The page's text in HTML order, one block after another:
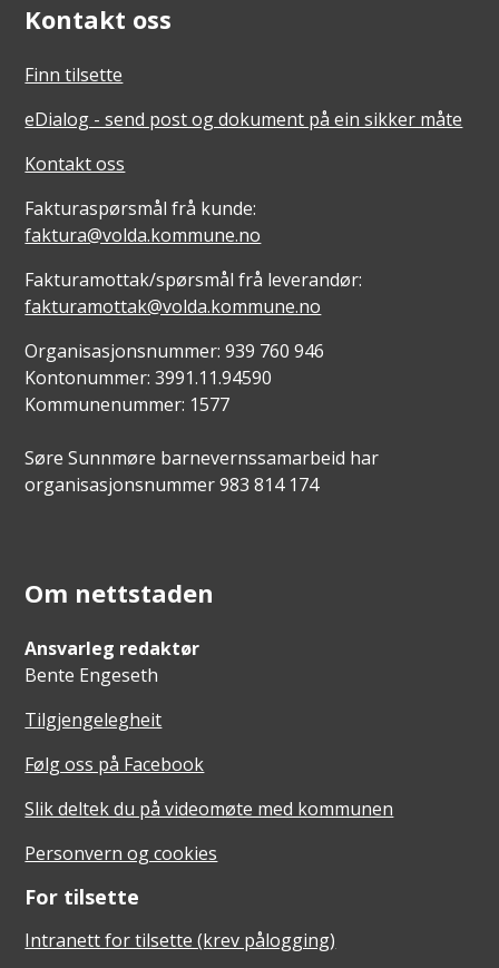
Kontakt oss
Finn tilsette
eDialog - send post og dokument på ein sikker måte
Kontakt oss
Fakturaspørsmål frå kunde:
faktura@volda.kommune.no
Fakturamottak/spørsmål frå leverandør:
fakturamottak@volda.kommune.no
Organisasjonsnummer: 939 760 946
Kontonummer: 3991.11.94590
Kommunenummer: 1577
Søre Sunnmøre barnevernssamarbeid har
organisasjonsnummer 983 814 174
Om nettstaden
Ansvarleg redaktør
Bente Engeseth
Tilgjengelegheit
Følg oss på Facebook
Slik deltek du på videomøte med kommunen
Personvern og cookies
For tilsette
Intranett for tilsette (krev pålogging)